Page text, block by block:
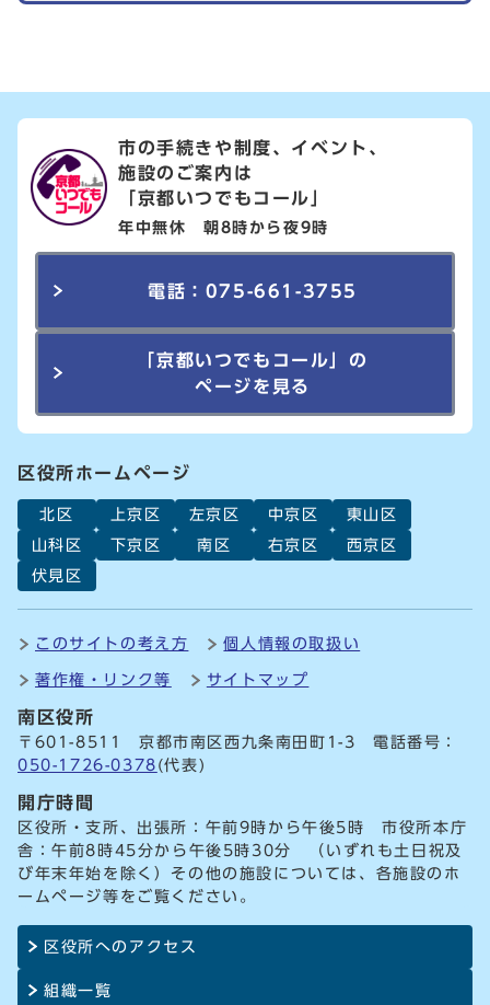
市の手続きや制度、イベント、
施設のご案内は
「京都いつでもコール」
年中無休 朝8時から夜9時
電話：075-661-3755
「京都いつでもコール」の
ページを見る
区役所ホームページ
北区 上京区 左京区 中京区
東山区
山科区
下京区 南区 右京区
西京区
伏見区
このサイトの考え方 個人情報の取扱い
著作権・リンク等 サイトマップ
南区役所
〒601-8511 京都市南区西九条南田町1-3 電話番号：
050-1726-0378 (代表)
開庁時間
区役所・支所、出張所：午前9時から午後5時 市役所本庁
舎：午前8時45分から午後5時30分 （いずれも土日祝及
び年末年始を除く）その他の施設については、各施設のホ
ームページ等をご覧ください。
区役所へのアクセス
組織一覧